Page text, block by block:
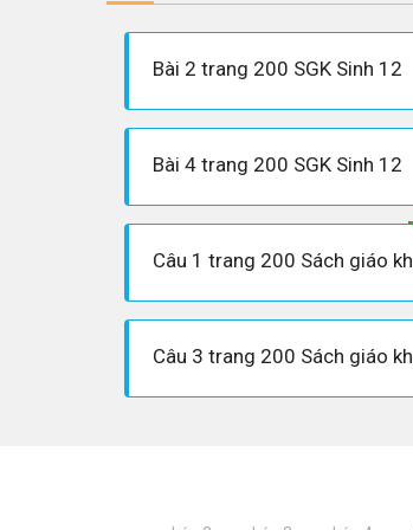
Bài 2 trang 200 SGK Sinh 12
Bài 4 trang 200 SGK Sinh 12